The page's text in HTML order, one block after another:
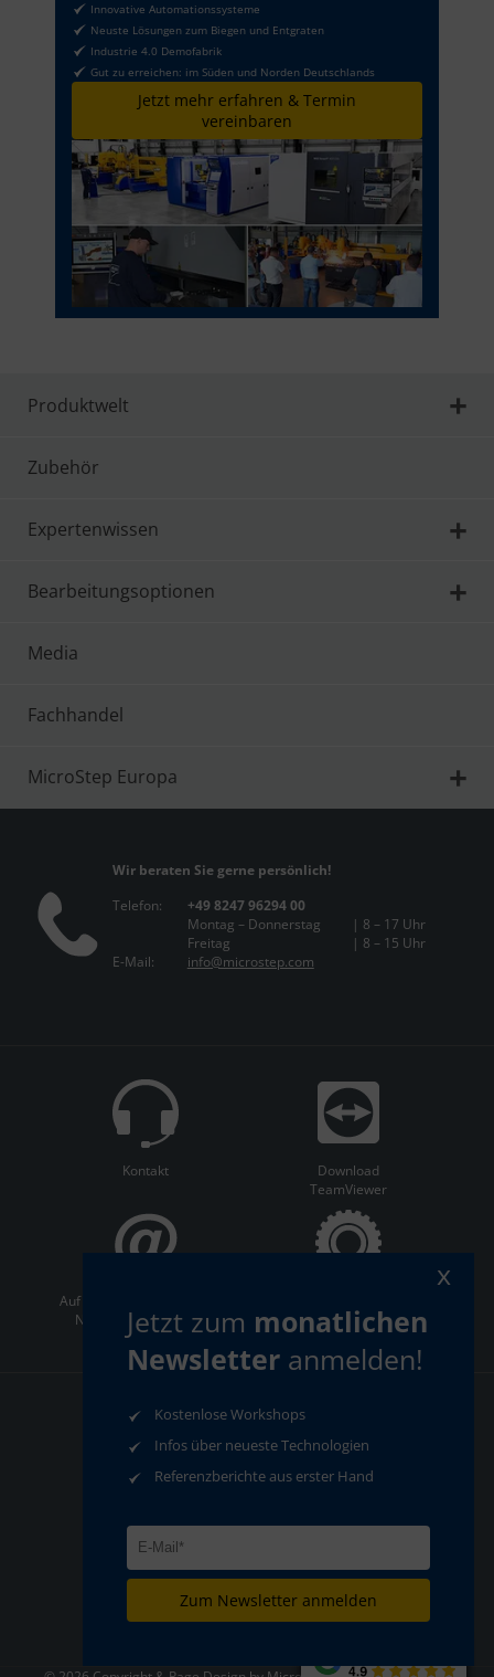
Innovative Automationssysteme
Neuste Lösungen zum Biegen und Entgraten
Industrie 4.0 Demofabrik
Gut zu erreichen: im Süden und Norden Deutschlands
Jetzt mehr erfahren & Termin
vereinbaren
Produktwelt
Zubehör
Expertenwissen
Bearbeitungsoptionen
Media
Fachhandel
MicroStep Europa
Wir beraten Sie gerne persönlich!
Telefon:
+49 8247 96294 00
Montag – Donnerstag
| 8 – 17 Uhr
Freitag
| 8 – 15 Uhr
E-Mail:
info@microstep.com
Kontakt
Download
TeamViewer
Auf dem Laufenden bleiben:
Newsletter abonnieren
AGB
Datenschutz
Impressum
Compliance
Jetzt zum monatlichen
Newsletter anmelden!
Kostenlose Workshops
Infos über neueste Technologien
Referenzberichte aus erster Hand
Zum Newsletter anmelden
x